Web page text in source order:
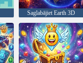
Saglabājiet Earth 3D